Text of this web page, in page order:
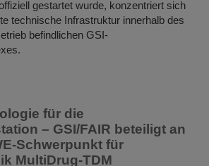
gestartet wurde, konzentriert sich
technische Infrastruktur innerhalb des
befindlichen GSI-
für die
– GSI/FAIR beteiligt an
Schwerpunkt für
MultiDrug-TDM